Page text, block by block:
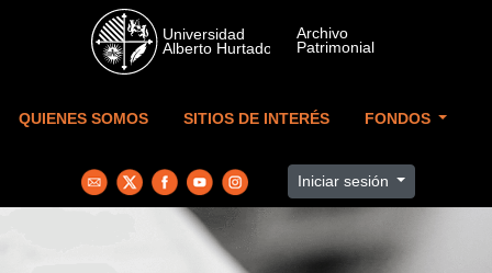
Skip to main content
QUIENES SOMOS SITIOS DE INTERÉS FONDOS
Iniciar sesión